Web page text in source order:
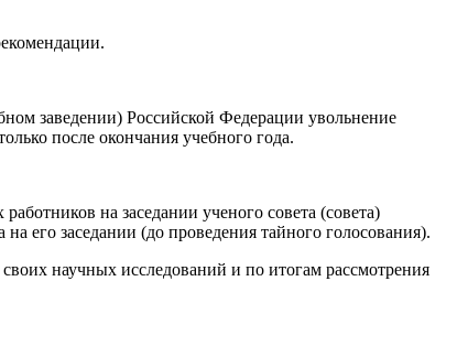
заведении) Российской Федерации увольнение
после окончания учебного года.
на заседании ученого совета (совета)
его заседании (до проведения тайного голосования).
научных исследований и по итогам рассмотрения